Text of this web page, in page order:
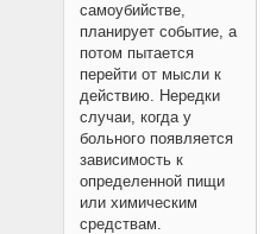
самоубийстве,
планирует событие, а
потом пытается
перейти от мысли к
действию. Нередки
случаи, когда у
больного появляется
зависимость к
определенной пищи
или химическим
средствам.